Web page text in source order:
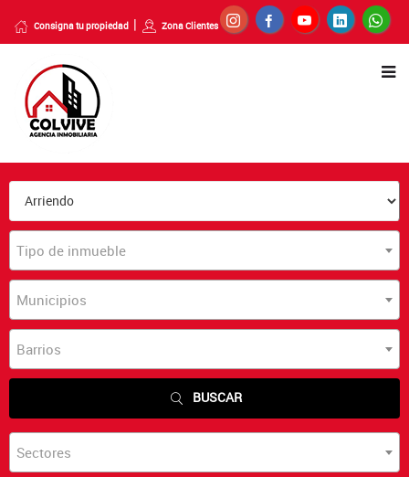
Consigna tu propiedad Zona Clientes
Tipo de inmueble
Municipios
Barrios
BUSCAR
Sectores